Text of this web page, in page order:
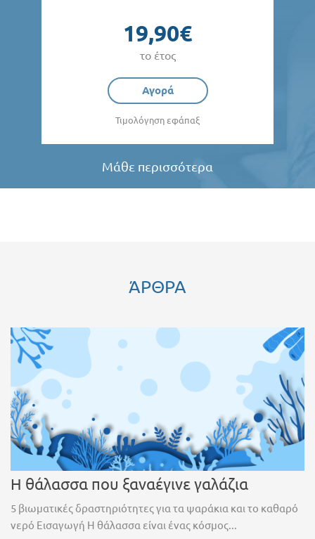
19,90€
το έτος
Αγορά
Τιμολόγηση εφάπαξ
Μάθε περισσότερα
ΆΡΘΡΑ
Η θάλασσα που ξαναέγινε γαλάζια
5 βιωματικές δραστηριότητες για τα ψαράκια και το καθαρό
νερό Εισαγωγή Η θάλασσα είναι ένας κόσμος...